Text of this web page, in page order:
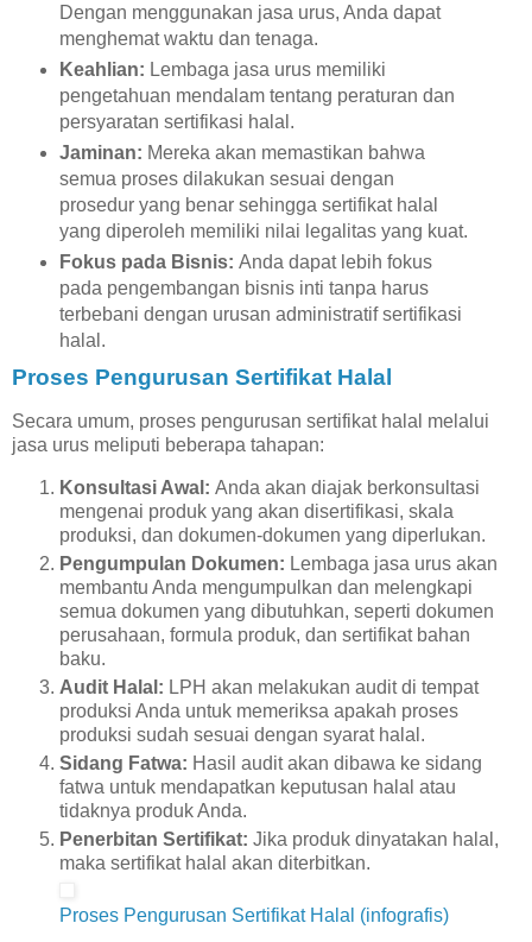
Dengan menggunakan jasa urus, Anda dapat
menghemat waktu dan tenaga.
Keahlian: Lembaga jasa urus memiliki
pengetahuan mendalam tentang peraturan dan
persyaratan sertifikasi halal.
Jaminan: Mereka akan memastikan bahwa
semua proses dilakukan sesuai dengan
prosedur yang benar sehingga sertifikat halal
yang diperoleh memiliki nilai legalitas yang kuat.
Fokus pada Bisnis: Anda dapat lebih fokus
pada pengembangan bisnis inti tanpa harus
terbebani dengan urusan administratif sertifikasi
halal.
Proses Pengurusan Sertifikat Halal
Secara umum, proses pengurusan sertifikat halal melalui
jasa urus meliputi beberapa tahapan:
Konsultasi Awal: Anda akan diajak berkonsultasi
mengenai produk yang akan disertifikasi, skala
produksi, dan dokumen-dokumen yang diperlukan.
Pengumpulan Dokumen: Lembaga jasa urus akan
membantu Anda mengumpulkan dan melengkapi
semua dokumen yang dibutuhkan, seperti dokumen
perusahaan, formula produk, dan sertifikat bahan
baku.
Audit Halal: LPH akan melakukan audit di tempat
produksi Anda untuk memeriksa apakah proses
produksi sudah sesuai dengan syarat halal.
Sidang Fatwa: Hasil audit akan dibawa ke sidang
fatwa untuk mendapatkan keputusan halal atau
tidaknya produk Anda.
Penerbitan Sertifikat: Jika produk dinyatakan halal,
maka sertifikat halal akan diterbitkan.
Proses Pengurusan Sertifikat Halal (infografis)